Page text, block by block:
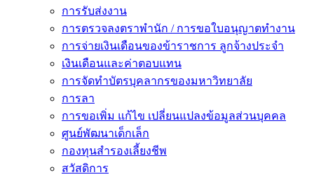
การรับส่งงาน
การตรวจลงตราพำนัก / การขอใบอนุญาตทำงาน
การจ่ายเงินเดือนของข้าราชการ ลูกจ้างประจำ
เงินเดือนและค่าตอบแทน
การจัดทำบัตรบุคลากรของมหาวิทยาลัย
การลา
การขอเพิ่ม แก้ไข เปลี่ยนแปลงข้อมูลส่วนบุคคล
ศูนย์พัฒนาเด็กเล็ก
กองทุนสำรองเลี้ยงชีพ
สวัสดิการ